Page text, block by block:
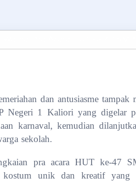
dan antusiasme tampak
1 Kaliori yang digelar
karnaval, kemudian
sekolah.
pra acara HUT ke-47
kostum unik dan kreatif yang